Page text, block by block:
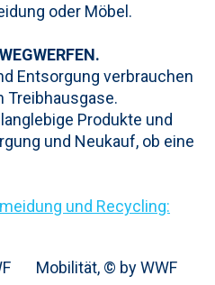
oder Möbel.
Entsorgung verbrauchen
Treibhausgase.
Produkte und
und Neukauf, ob eine
und Recycling:
Mobilität, © by WWF